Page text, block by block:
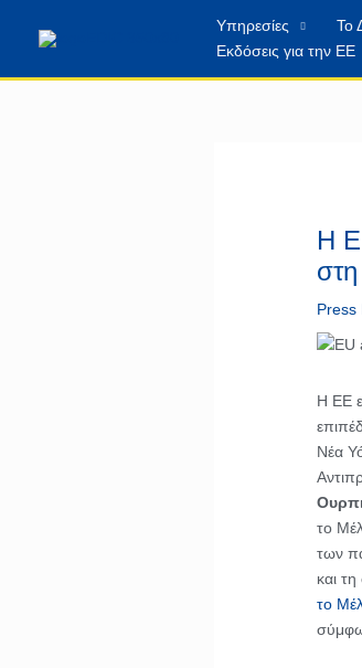
Υπηρεσίες Το
Εκδόσεις για την ΕΕ
Η
Press
Η ΕΕ
Νέα
το
των
και
το